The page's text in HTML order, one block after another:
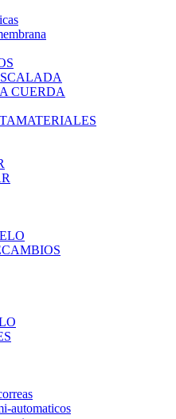
CUERDA
automaticos